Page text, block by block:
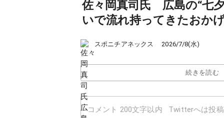
佐々岡真司氏 広島の“七
いで流れ持ってきたおか
スポニチアネックス 2026/7/8(水)
続きを読む